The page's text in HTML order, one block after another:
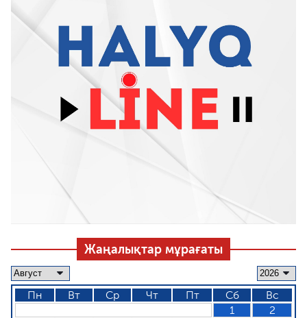
Жаңалықтар мұрағаты
Пн Вт Ср Чт Пт Сб
Вс
1
2